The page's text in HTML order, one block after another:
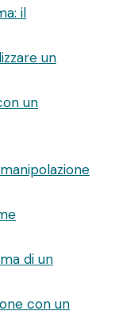
il
un
un
di un
con un